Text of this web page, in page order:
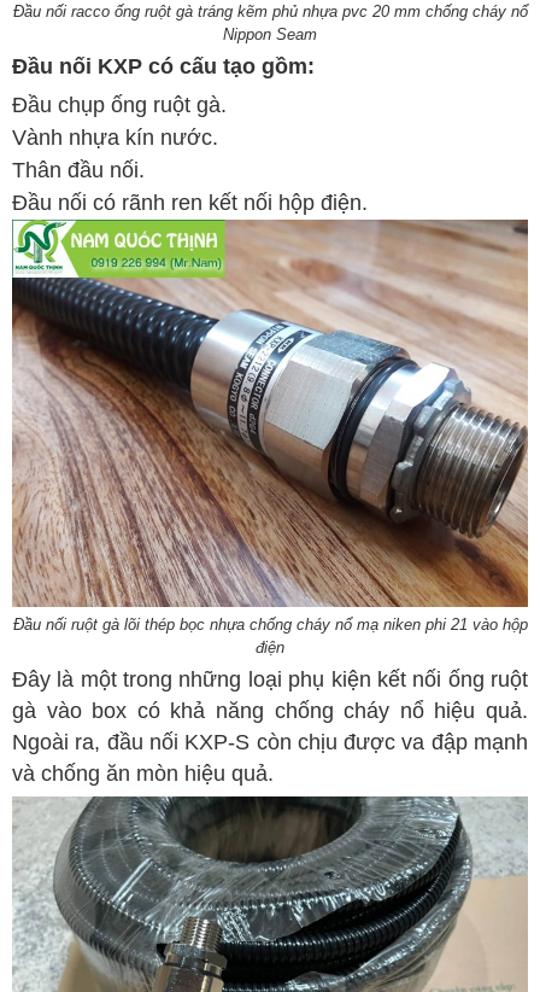
Đầu nối racco ống ruột gà tráng kẽm phủ nhựa pvc 20 mm chống cháy nổ
Nippon Seam
Đầu nối KXP có cấu tạo gồm:
Đầu chụp ống ruột gà.
Vành nhựa kín nước.
Thân đầu nối.
Đầu nối có rãnh ren kết nối hộp điện.
Đầu nối ruột gà lõi thép bọc nhựa chống cháy nổ mạ niken phi 21 vào hộp
điện
Đây là một trong những loại phụ kiện kết nối ống ruột
gà vào box có khả năng chống cháy nổ hiệu quả.
Ngoài ra, đầu nối KXP-S còn chịu được va đập mạnh
và chống ăn mòn hiệu quả.